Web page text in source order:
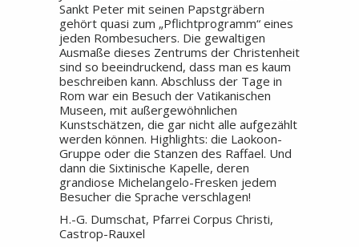
Sankt Peter mit seinen Papstgräbern
gehört quasi zum „Pflichtprogramm“ eines
jeden Rombesuchers. Die gewaltigen
Ausmaße dieses Zentrums der Christenheit
sind so beeindruckend, dass man es kaum
beschreiben kann. Abschluss der Tage in
Rom war ein Besuch der Vatikanischen
Museen, mit außergewöhnlichen
Kunstschätzen, die gar nicht alle aufgezählt
werden können. Highlights: die Laokoon-
Gruppe oder die Stanzen des Raffael. Und
dann die Sixtinische Kapelle, deren
grandiose Michelangelo-Fresken jedem
Besucher die Sprache verschlagen!
H.-G. Dumschat, Pfarrei Corpus Christi,
Castrop-Rauxel